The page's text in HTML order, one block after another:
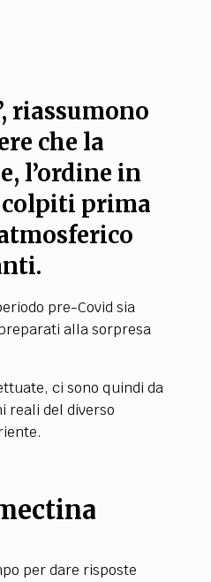
riassumono
che la
l’ordine in
colpiti prima
.
pre-Covid sia
alla sorpresa
ci sono quindi da
reali del diverso
per dare risposte